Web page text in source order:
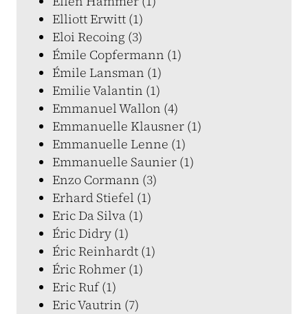
Elliott Erwitt (1)
Eloi Recoing (3)
Émile Copfermann (1)
Émile Lansman (1)
Emilie Valantin (1)
Emmanuel Wallon (4)
Emmanuelle Klausner (1)
Emmanuelle Lenne (1)
Emmanuelle Saunier (1)
Enzo Cormann (3)
Erhard Stiefel (1)
Eric Da Silva (1)
Éric Didry (1)
Éric Reinhardt (1)
Éric Rohmer (1)
Eric Ruf (1)
Eric Vautrin (7)